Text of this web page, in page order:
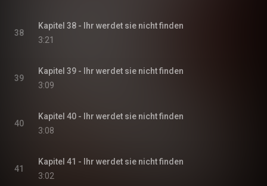
38
Kapitel 38 - Ihr werdet sie nicht finden
3:21
39
Kapitel 39 - Ihr werdet sie nicht finden
3:09
40
Kapitel 40 - Ihr werdet sie nicht finden
3:08
41
Kapitel 41 - Ihr werdet sie nicht finden
3:02